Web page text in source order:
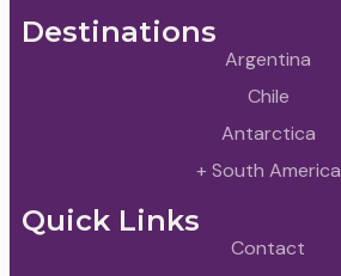
Destinations
Argentina
Chile
Antarctica
+ South America
Quick Links
Contact